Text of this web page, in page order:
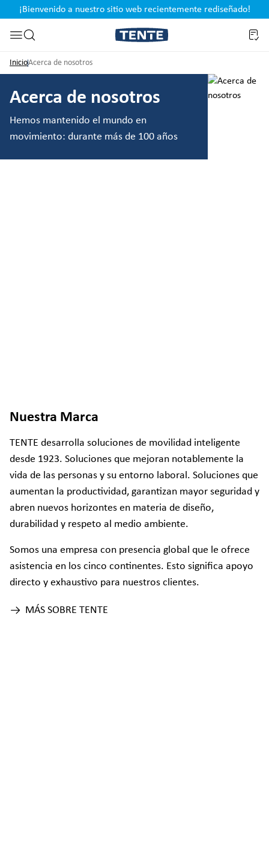
Saltar a la búsqueda
¡Bienvenido a nuestro sitio web recientemente rediseñado!
InicioAcerca de nosotros
Acerca de nosotros
Hemos mantenido el mundo en
movimiento: durante más de 100 años
Nuestra Marca
TENTE desarrolla soluciones de movilidad inteligente
desde 1923. Soluciones que mejoran notablemente la
vida de las personas y su entorno laboral. Soluciones que
aumentan la productividad, garantizan mayor seguridad y
abren nuevos horizontes en materia de diseño,
durabilidad y respeto al medio ambiente.
Somos una empresa con presencia global que le ofrece
asistencia en los cinco continentes. Esto significa apoyo
directo y exhaustivo para nuestros clientes.
MÁS SOBRE TENTE